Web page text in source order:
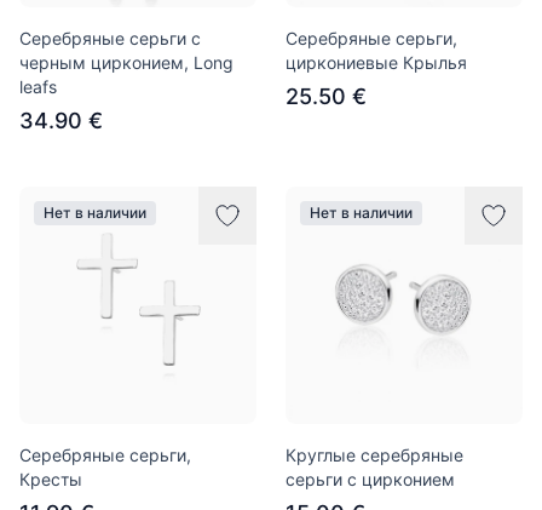
Серебряные серьги с
черным цирконием, Long
leafs
34.90 €
Серебряные серьги,
циркониевые Крылья
25.50 €
Нет в наличии
Серебряные серьги,
Кресты
Нет в наличии
Круглые серебряные
серьги с цирконием